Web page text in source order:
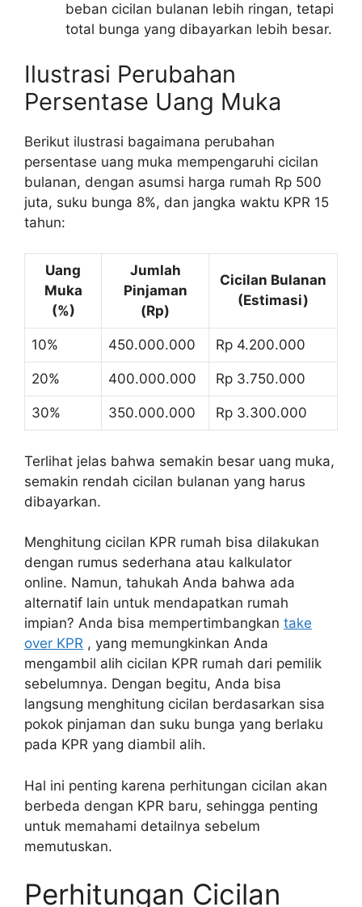
beban cicilan bulanan lebih ringan, tetapi
total bunga yang dibayarkan lebih besar.
Ilustrasi Perubahan
Persentase Uang Muka
Berikut ilustrasi bagaimana perubahan
persentase uang muka mempengaruhi cicilan
bulanan, dengan asumsi harga rumah Rp 500
juta, suku bunga 8%, dan jangka waktu KPR 15
tahun:
Uang
Muka
(%)
Jumlah
Pinjaman
(Rp)
Cicilan Bulanan
(Estimasi)
10% 450.000.000 Rp 4.200.000
20% 400.000.000 Rp 3.750.000
30% 350.000.000 Rp 3.300.000
Terlihat jelas bahwa semakin besar uang muka,
semakin rendah cicilan bulanan yang harus
dibayarkan.
Menghitung cicilan KPR rumah bisa dilakukan
dengan rumus sederhana atau kalkulator
online. Namun, tahukah Anda bahwa ada
alternatif lain untuk mendapatkan rumah
impian? Anda bisa mempertimbangkan take
over KPR , yang memungkinkan Anda
mengambil alih cicilan KPR rumah dari pemilik
sebelumnya. Dengan begitu, Anda bisa
langsung menghitung cicilan berdasarkan sisa
pokok pinjaman dan suku bunga yang berlaku
pada KPR yang diambil alih.
Hal ini penting karena perhitungan cicilan akan
berbeda dengan KPR baru, sehingga penting
untuk memahami detailnya sebelum
memutuskan.
Perhitungan Cicilan